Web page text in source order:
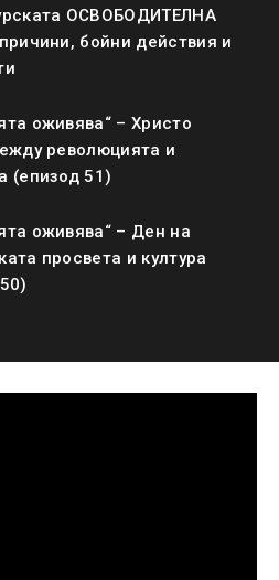
ОСВОБОДИТЕЛНА
бойни действия и
оживява“ – Христо
революцията и
(епизод 51)
оживява“ – Ден на
просвета и култура